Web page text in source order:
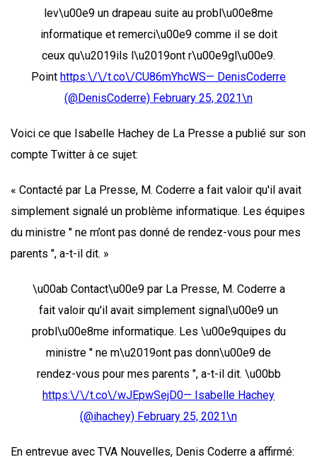
lev\u00e9 un drapeau suite au probl\u00e8me
informatique et remerci\u00e9 comme il se doit
ceux qu\u2019ils l\u2019ont r\u00e9gl\u00e9.
Point https:\/\/t.co\/CU86mYhcWS— DenisCoderre
(@DenisCoderre) February 25, 2021\n
Voici ce que Isabelle Hachey de La Presse a publié sur son
compte Twitter à ce sujet:
« Contacté par La Presse, M. Coderre a fait valoir qu'il avait
simplement signalé un problème informatique. Les équipes
du ministre " ne m’ont pas donné de rendez-vous pour mes
parents ", a-t-il dit. »
\u00ab Contact\u00e9 par La Presse, M. Coderre a
fait valoir qu'il avait simplement signal\u00e9 un
probl\u00e8me informatique. Les \u00e9quipes du
ministre " ne m\u2019ont pas donn\u00e9 de
rendez-vous pour mes parents ", a-t-il dit. \u00bb
https:\/\/t.co\/wJEpwSejD0— Isabelle Hachey
(@ihachey) February 25, 2021\n
En entrevue avec TVA Nouvelles, Denis Coderre a affirmé: